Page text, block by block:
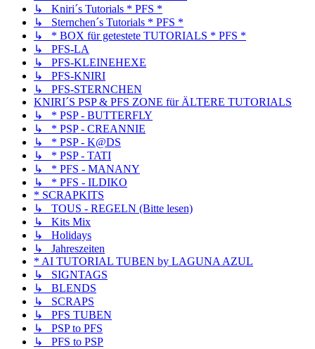
↳ Kniri´s Tutorials * PFS *
↳ Sternchen´s Tutorials * PFS *
↳ * BOX für getestete TUTORIALS * PFS *
↳ PFS-LA
↳ PFS-KLEINEHEXE
↳ PFS-KNIRI
↳ PFS-STERNCHEN
KNIRI´S PSP & PFS ZONE für ÄLTERE TUTORIALS
↳ * PSP - BUTTERFLY
↳ * PSP - CREANNIE
↳ * PSP - K@DS
↳ * PSP - TATI
↳ * PFS - MANANY
↳ * PFS - ILDIKO
* SCRAPKITS
↳ TOUS - REGELN (Bitte lesen)
↳ Kits Mix
↳ Holidays
↳ Jahreszeiten
* AI TUTORIAL TUBEN by LAGUNA AZUL
↳ SIGNTAGS
↳ BLENDS
↳ SCRAPS
↳ PFS TUBEN
↳ PSP to PFS
↳ PFS to PSP